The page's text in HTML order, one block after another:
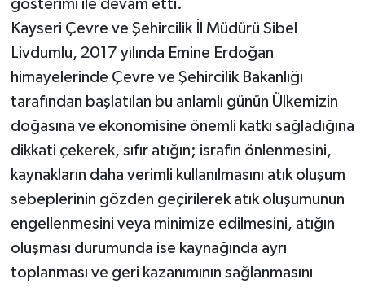
gösterimi ile devam etti.
Kayseri Çevre ve Şehircilik İl Müdürü Sibel
Livdumlu, 2017 yılında Emine Erdoğan
himayelerinde Çevre ve Şehircilik Bakanlığı
tarafından başlatılan bu anlamlı günün Ülkemizin
doğasına ve ekonomisine önemli katkı sağladığına
dikkati çekerek, sıfır atığın; israfın önlenmesini,
kaynakların daha verimli kullanılmasını atık oluşum
sebeplerinin gözden geçirilerek atık oluşumunun
engellenmesini veya minimize edilmesini, atığın
oluşması durumunda ise kaynağında ayrı
toplanması ve geri kazanımının sağlanmasını